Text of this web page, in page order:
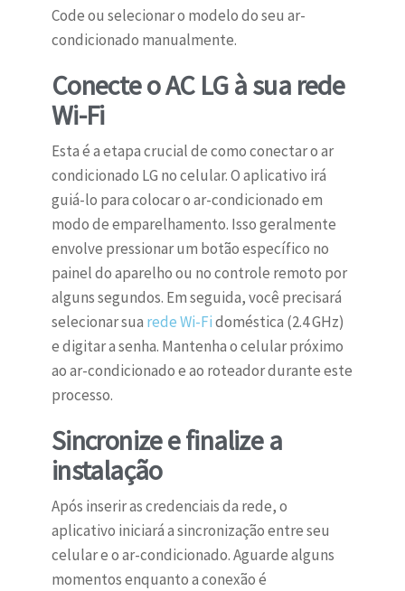
Code ou selecionar o modelo do seu ar-
condicionado manualmente.
Conecte o AC LG à sua rede
Wi-Fi
Esta é a etapa crucial de como conectar o ar
condicionado LG no celular. O aplicativo irá
guiá-lo para colocar o ar-condicionado em
modo de emparelhamento. Isso geralmente
envolve pressionar um botão específico no
painel do aparelho ou no controle remoto por
alguns segundos. Em seguida, você precisará
selecionar sua rede Wi-Fidoméstica (2.4 GHz)
e digitar a senha. Mantenha o celular próximo
ao ar-condicionado e ao roteador durante este
processo.
Sincronize e finalize a
instalação
Após inserir as credenciais da rede, o
aplicativo iniciará a sincronização entre seu
celular e o ar-condicionado. Aguarde alguns
momentos enquanto a conexão é